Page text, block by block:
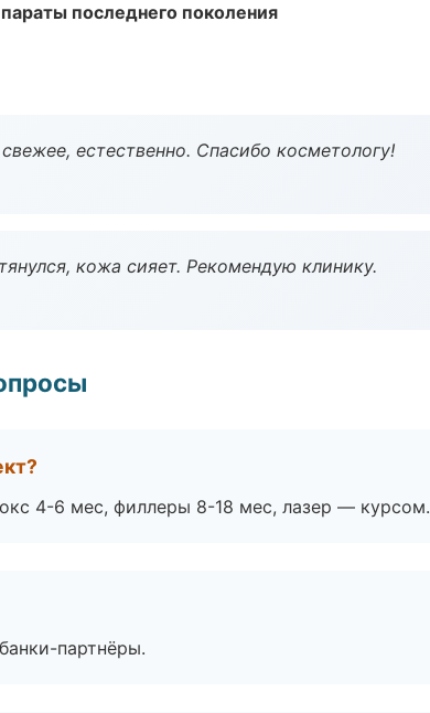
последнего поколения
естественно. Спасибо косметологу!
кожа сияет. Рекомендую клинику.
4-6 мес, филлеры 8-18 мес, лазер — курсом.
партнёры.